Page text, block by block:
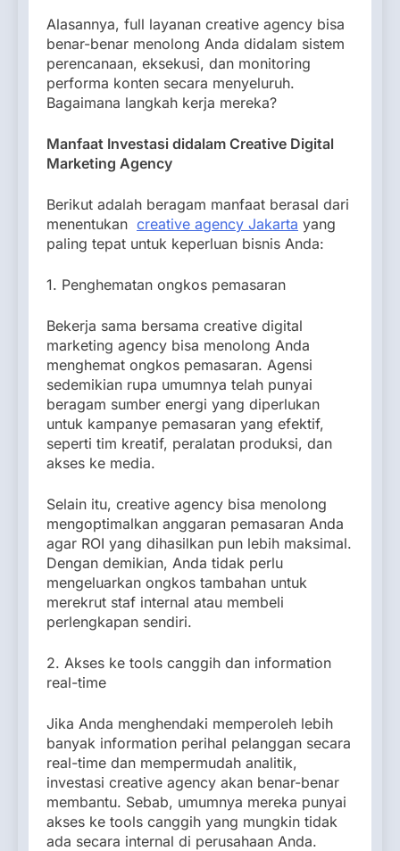
Alasannya, full layanan creative agency bisa
benar-benar menolong Anda didalam sistem
perencanaan, eksekusi, dan monitoring
performa konten secara menyeluruh.
Bagaimana langkah kerja mereka?
Manfaat Investasi didalam Creative Digital
Marketing Agency
Berikut adalah beragam manfaat berasal dari
menentukan creative agency Jakarta yang
paling tepat untuk keperluan bisnis Anda:
1. Penghematan ongkos pemasaran
Bekerja sama bersama creative digital
marketing agency bisa menolong Anda
menghemat ongkos pemasaran. Agensi
sedemikian rupa umumnya telah punyai
beragam sumber energi yang diperlukan
untuk kampanye pemasaran yang efektif,
seperti tim kreatif, peralatan produksi, dan
akses ke media.
Selain itu, creative agency bisa menolong
mengoptimalkan anggaran pemasaran Anda
agar ROI yang dihasilkan pun lebih maksimal.
Dengan demikian, Anda tidak perlu
mengeluarkan ongkos tambahan untuk
merekrut staf internal atau membeli
perlengkapan sendiri.
2. Akses ke tools canggih dan information
real-time
Jika Anda menghendaki memperoleh lebih
banyak information perihal pelanggan secara
real-time dan mempermudah analitik,
investasi creative agency akan benar-benar
membantu. Sebab, umumnya mereka punyai
akses ke tools canggih yang mungkin tidak
ada secara internal di perusahaan Anda.